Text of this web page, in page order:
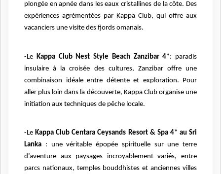
plongée en apnée dans les eaux cristallines de la côte. Des
expériences agrémentées par Kappa Club, qui offre aux
vacanciers une visite des fjords omanais.
-Le Kappa Club Nest Style Beach Zanzibar 4*: paradis
insulaire à la croisée des cultures, Zanzibar offre une
combinaison idéale entre détente et exploration. Pour
aller plus loin dans la découverte, Kappa Club organise une
initiation aux techniques de pêche locale.
-Le Kappa Club Centara Ceysands Resort & Spa 4* au Sri
Lanka : une véritable épopée spirituelle sur une terre
d’aventure aux paysages incroyablement variés, entre
parcs nationaux, temples bouddhistes et anciennes villes